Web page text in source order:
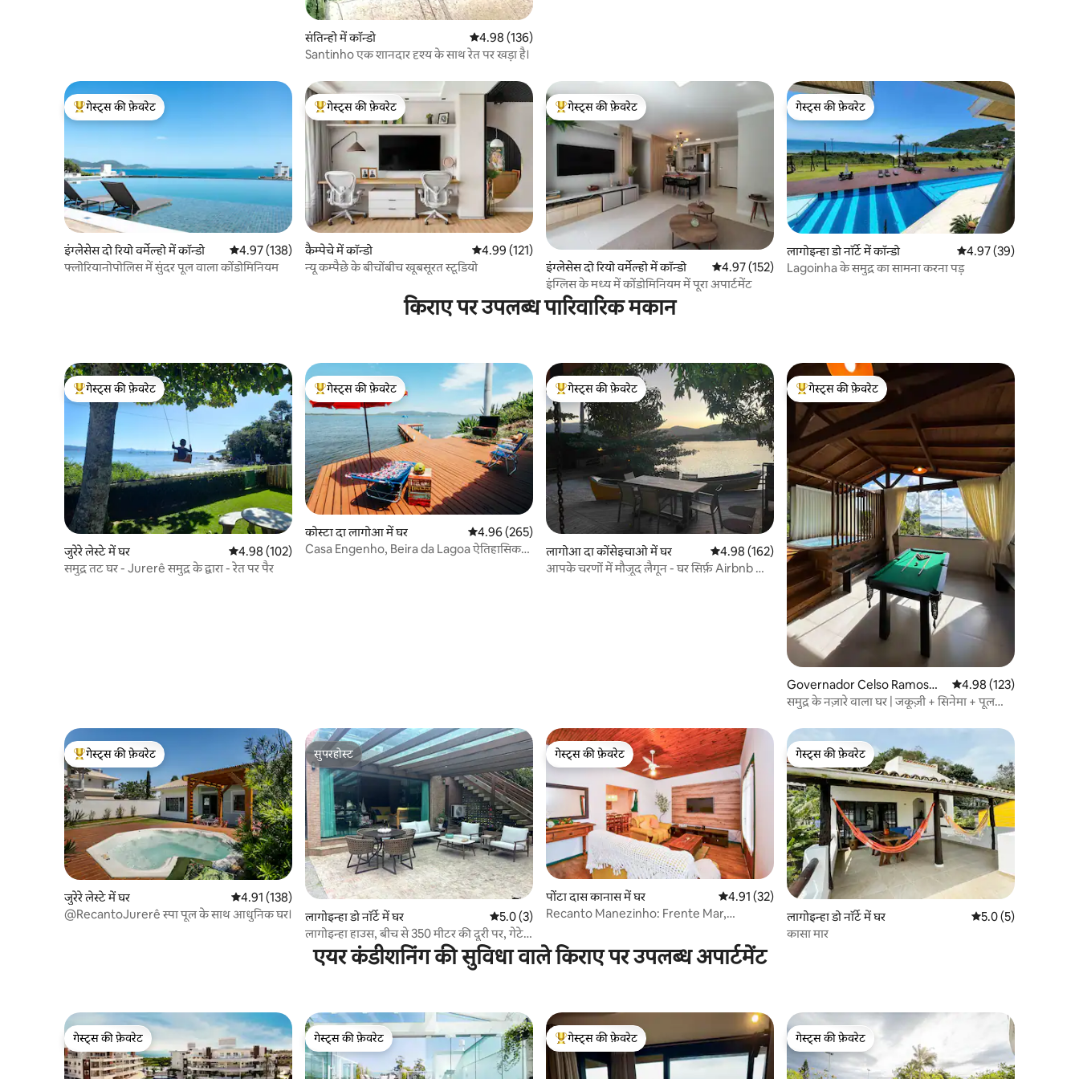
संतिन्हो में कॉन्डो औसत रेटिंग 5 में से 4.98, 136 समीक्षाएँ
4.98 (136)
Santinho एक शानदार दृश्य के साथ रेत पर खड़ा है।
गेस्ट्स का टॉप फ़ेवरेट
गेस्ट्स की फ़ेवरेट
इंग्लेसेस दो रियो वर्मेल्हो में कॉन्डो औसत रेटिंग 5 में से 4.97, 138 समीक्षाएँ
4.97 (138)
फ्लोरियानोपोलिस में सुंदर पूल वाला कोंडोमिनियम
गेस्ट्स का टॉप फ़ेवरेट
गेस्ट्स की फ़ेवरेट
कैम्पेचे में कॉन्डो औसत रेटिंग 5 में से 4.99, 121 समीक्षाएँ
4.99 (121)
न्यू कम्पैछे के बीचोंबीच खूबसूरत स्टूडियो
गेस्ट्स का टॉप फ़ेवरेट
गेस्ट्स की फ़ेवरेट
इंग्लेसेस दो रियो वर्मेल्हो में कॉन्डो औसत रेटिंग 5 में से 4.97, 152 समीक्षाएँ
4.97 (152)
इंग्लिस के मध्य में कोंडोमिनियम में पूरा अपार्टमेंट
गेस्ट्स की फ़ेवरेट
गेस्ट्स की फ़ेवरेट
लागोइन्हा डो नॉर्टे में कॉन्डो औसत रेटिंग 5 में से 4.97,
4.97 (39)
Lagoinha के समुद्र का सामना करना पड़
किराए पर उपलब्ध पारिवारिक मकान
गेस्ट्स का टॉप फ़ेवरेट
गेस्ट्स की फ़ेवरेट
जुरेरे लेस्टे में घर औसत रेटिंग 5 में से 4.98, 102 समीक्षाएँ
4.98 (102)
समुद्र तट घर - Jurerê समुद्र के द्वारा - रेत पर पैर
गेस्ट्स का टॉप फ़ेवरेट
गेस्ट्स की फ़ेवरेट
कोस्टा दा लागोआ में घर औसत रेटिंग 5 में से 4.96, 265 समीक्षाएँ
4.96 (265)
Casa Engenho, Beira da Lagoa ऐतिहासिक
गेस्ट्स का टॉप फ़ेवरेट
गेस्ट्स की फ़ेवरेट
लागोआ दा कोंसेइचाओ में घर औसत रेटिंग 5 में से 4.98, 162 समीक्षाएँ
4.98 (162)
आपके चरणों में मौजूद लैगून - घर सिर्फ़ Airbnb द्वारा
गेस्ट्स का टॉप फ़ेवरेट
गेस्ट्स की फ़ेवरेट
Governador Celso Ramos
में घर
औसत रेटिंग 5 में से 4.98,
4.98 (123)
समुद्र के नज़ारे वाला घर | जकूज़ी + सिनेमा + पूल
गेस्ट्स का टॉप फ़ेवरेट
गेस्ट्स की फ़ेवरेट
जुरेरे लेस्टे में घर औसत रेटिंग 5 में से 4.91, 138 समीक्षाएँ
4.91 (138)
@RecantoJurerê स्पा पूल के साथ आधुनिक घर।
सुपरहोस्ट
सुपरहोस्ट
लागोइन्हा डो नॉर्टे में घर औसत रेटिंग 5 में से 5.0, 3 समीक्षाएँ
5.0 (3)
लागोइन्हा हाउस, बीच से 350 मीटर की दूरी पर, गेटेड
कम्युनिटी
गेस्ट्स की फ़ेवरेट
गेस्ट्स की फ़ेवरेट
पोंटा दास कानास में घर औसत रेटिंग 5 में से 4.91, 32 समीक्षाएँ
4.91 (32)
Recanto Manezinho: Frente Mar,
गेस्ट्स की फ़ेवरेट
गेस्ट्स की फ़ेवरेट
लागोइन्हा डो नॉर्टे में घर औसत रेटिंग 5 में से 5.0,
5.0 (5)
कासा मार
एयर कंडीशनिंग की सुविधा वाले किराए पर उपलब्ध अपार्टमेंट
गेस्ट्स की फ़ेवरेट
गेस्ट्स की फ़ेवरेट
गेस्ट्स की फ़ेवरेट
गेस्ट्स की फ़ेवरेट
गेस्ट्स का टॉप फ़ेवरेट
गेस्ट्स की फ़ेवरेट
गेस्ट्स की फ़ेवरेट
गेस्ट्स की फ़ेवरेट